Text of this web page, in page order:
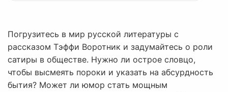
Погрузитесь в мир русской литературы с
рассказом Тэффи Воротник и задумайтесь о роли
сатиры в обществе. Нужно ли острое словцо,
чтобы высмеять пороки и указать на абсурдность
бытия? Может ли юмор стать мощным